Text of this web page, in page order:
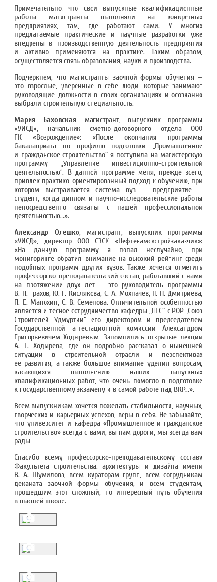
Примечательно, что свои выпускные квалификационные
работы магистранты выполняли на конкретных
предприятиях, там, где работают сами. У многих
предлагаемые практические и научные разработки уже
внедрены в производственную деятельность предприятия
и активно применяются на практике. Таким образом,
осуществляется связь образования, науки и производства.
Подчеркнем, что магистранты заочной формы обучения —
это взрослые, уверенные в себе люди, которые занимают
руководящие должности в своих организациях и осознанно
выбрали строительную специальность.
Мария Баховская, магистрант, выпускник программы
«УИСД», начальник сметно-договорного отдела ООО
ГК «Возрождение»: «После окончания программы
бакалавриата по профилю подготовки „Промышленное
и гражданское строительство“ я поступила на магистерскую
программу „Управление инвестиционно-строительной
деятельностью“. В данной программе меня, прежде всего,
привлек практико-ориентированный подход к обучению, при
котором выстраивается система вуз — предприятие —
студент, когда диплом и научно-исследовательские работы
непосредственно связаны с нашей профессиональной
деятельностью...».
Александр Олешко, магистрант, выпускник программы
«УИСД», директор ООО СЗСК «Нефтекамскстройзаказчик»:
«На данную программу я попал неслучайно, при
мониторинге обратил внимание на высокий рейтинг среди
подобных программ других вузов. Также хочется отметить
профессорско-преподавательский состав, работавший с нами
на протяжении двух лет — это руководитель программы
В. П. Грахов, Ю. Г. Кислякова, С. А. Мохначев, Н. Н. Дмитриева,
П. Е. Манохин, С. В. Семенова. Отличительной особенностью
является и тесное сотрудничество кафедры „ПГС“ с РОР „Союз
Строителей Удмуртии“ его директором и председателем
Государственной аттестационной комиссии Александром
Григорьевичем Ходыревым. Запомнились открытые лекции
А. Г. Ходырева, где он подробно рассказал о нынешней
ситуации в строительной отрасли и перспективах
ее развития, а также большое внимание уделил вопросам,
касающихся выполнению наших выпускных
квалификационных работ, что очень помогло в подготовке
к государственному экзамену и в самой работе над ВКР...».
Всем выпускникам хочется пожелать стабильности, научных,
творческих и карьерных успехов, веры в себя. Не забывайте,
что университет и кафедра «Промышленное и гражданское
строительство» всегда с вами, вы нам дороги, мы всегда вам
рады!
Спасибо всему профессорско-преподавательскому составу
Факультета строительства, архитектуры и дизайна имени
В. А. Шумилова, всем кураторам групп, всем сотрудникам
деканата заочной формы обучения, и всем студентам,
прошедшим этот сложный, но интересный путь обучения
в высшей школе.